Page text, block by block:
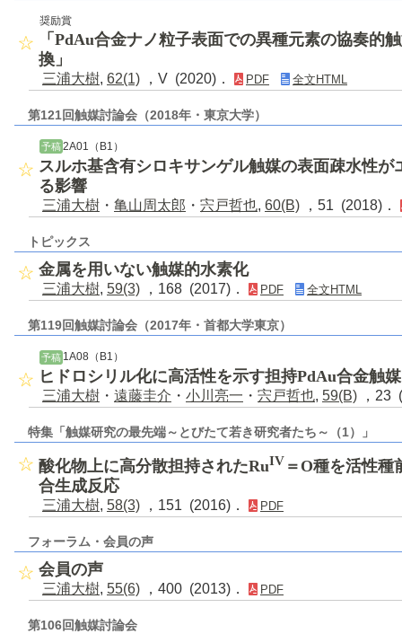
奨励賞
「PdAu合金ナノ粒子表面での異種元素の協奏的
換」
三浦大樹, 62(1) ，V (2020)． PDF 全文HTML
第121回触媒討論会（2018年・東京大学）
予稿 2A01（B1）
スルホ基含有シロキサンゲル触媒の表面疎水性
る影響
三浦大樹 ・ 亀山周太郎 ・ 宍戸哲也, 60(B) ，51 (2018)．
トピックス
金属を用いない触媒的水素化
三浦大樹, 59(3) ，168 (2017)． PDF 全文HTML
第119回触媒討論会（2017年・首都大学東京）
予稿 1A08（B1）
ヒドロシリル化に高活性を示す担持PdAu合金触媒
三浦大樹 ・ 遠藤圭介 ・ 小川亮一 ・ 宍戸哲也, 59(B) ，23
特集「触媒研究の最先端～とびたて若き研究者たち～（1）」
酸化物上に高分散担持されたRuIV ＝O種を活性種
合生成反応
三浦大樹, 58(3) ，151 (2016)． PDF
フォーラム・会員の声
会員の声
三浦大樹, 55(6) ，400 (2013)． PDF
第106回触媒討論会